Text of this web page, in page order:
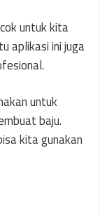
untuk kita
aplikasi ini juga
untuk
baju.
kita gunakan